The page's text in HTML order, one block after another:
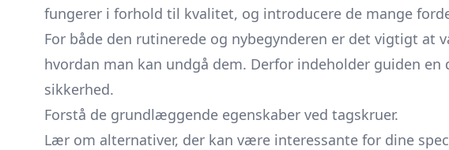
fungerer i forhold til kvalitet, og introducere de mange
For både den rutinerede og nybegynderen er det vigtigt
hvordan man kan undgå dem. Derfor indeholder guiden
sikkerhed.
Forstå de grundlæggende egenskaber ved tagskruer.
Lær om alternativer, der kan være interessante for dine